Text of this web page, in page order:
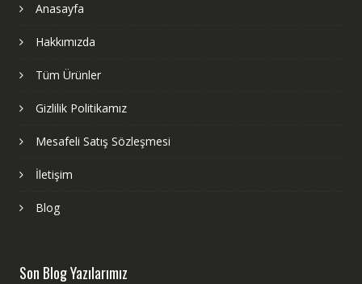
Anasayfa
Hakkımızda
Tüm Ürünler
Gizlilik Politikamız
Mesafeli Satış Sözleşmesi
İletişim
Blog
Son Blog Yazılarımız